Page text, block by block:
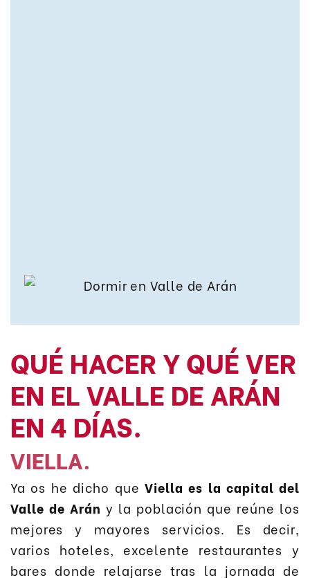
QUÉ HACER Y QUÉ VER
EN EL VALLE DE ARÁN
EN 4 DÍAS.
VIELLA.
Ya os he dicho queViella es la capital del
Valle de Arán y la población que reúne los
mejores y mayores servicios. Es decir,
varios hoteles, excelente restaurantes y
bares donde relajarse tras la jornada de